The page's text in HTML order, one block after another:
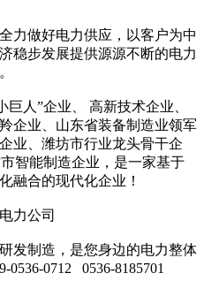
做好电力供应，以客户为中
稳步发展提供源源不断的电力
人”企业、 高新技术企业、
企业、山东省装备制造业领军
业、潍坊市行业龙头骨干企
智能制造企业，是一家基于
融合的现代化企业！
制造，是您身边的电力整体
0712 0536-8185701